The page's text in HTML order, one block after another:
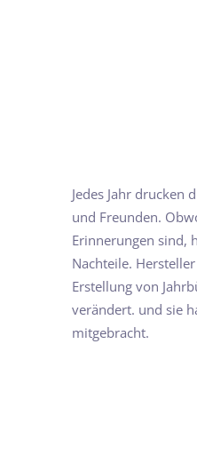
Jedes Jahr drucken
und Freunden.
Erinnerungen sind,
Nachteile.
Erstellung von
verändert. und sie
mitgebracht.